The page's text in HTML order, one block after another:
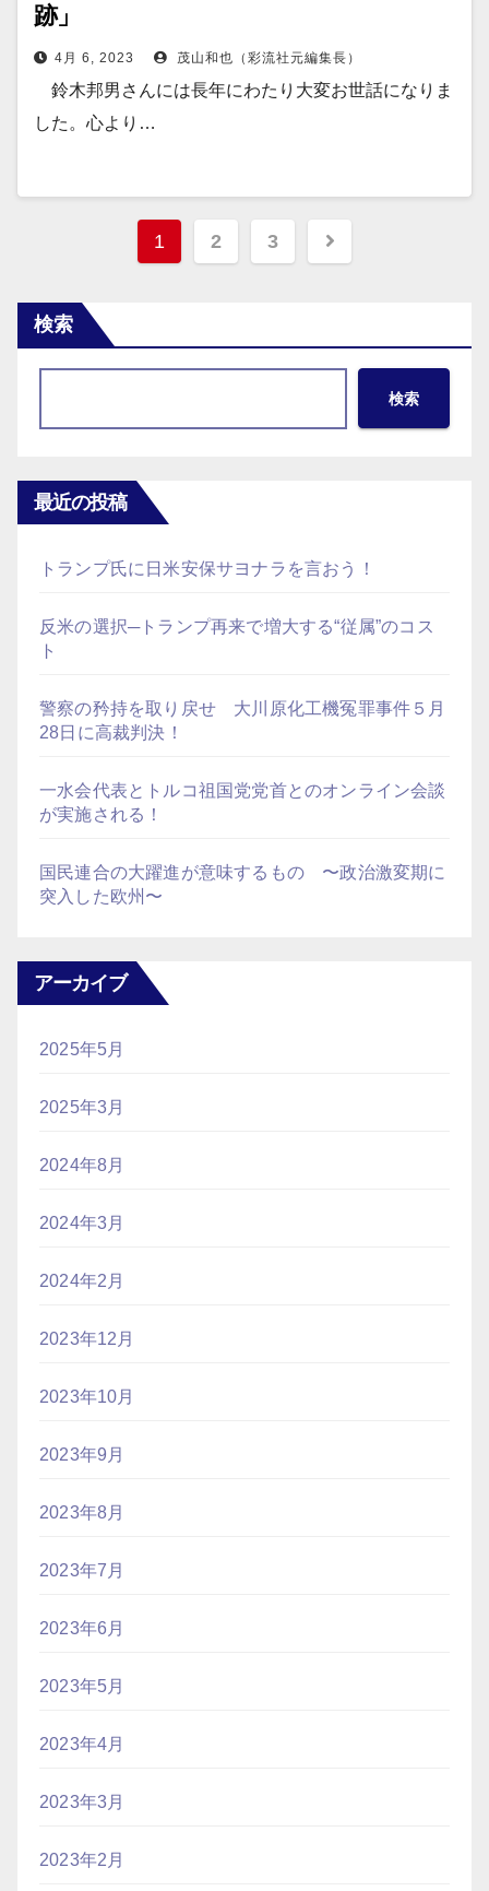
跡」
4月 6, 2023 茂山和也（彩流社元編集長）
鈴木邦男さんには長年にわたり大変お世話になりま
した。心より…
投
ペ
ー
送
り
1 2 3
検索
検索
最近の投稿
トランプ氏に日米安保サヨナラを言おう！
反米の選択─トランプ再来で増大する“従属”のコス
ト
警察の矜持を取り戻せ 大川原化工機冤罪事件５月
28日に高裁判決！
一水会代表とトルコ祖国党党首とのオンライン会談
が実施される！
国民連合の大躍進が意味するもの 〜政治激変期に
突入した欧州〜
アーカイブ
2025年5月
2025年3月
2024年8月
2024年3月
2024年2月
2023年12月
2023年10月
2023年9月
2023年8月
2023年7月
2023年6月
2023年5月
2023年4月
2023年3月
2023年2月